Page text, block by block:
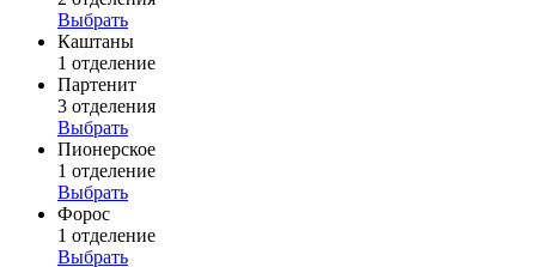
Выбрать
Каштаны
1 отделение
Партенит
3 отделения
Выбрать
Пионерское
1 отделение
Выбрать
Форос
1 отделение
Выбрать